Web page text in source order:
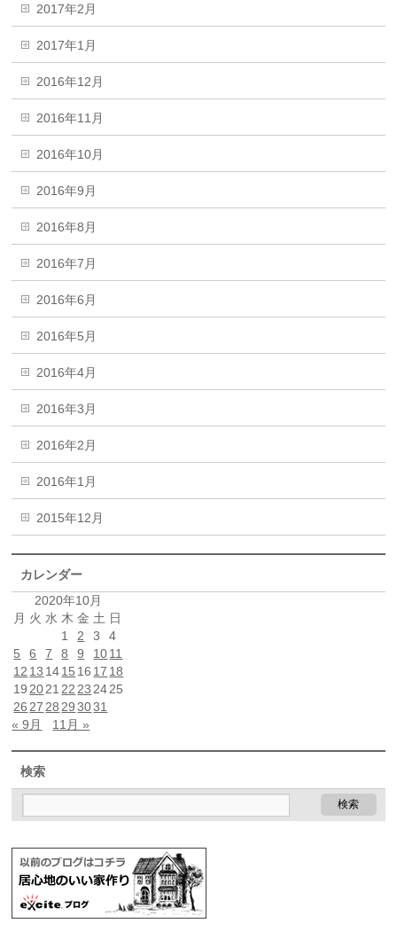
2017年2月
2017年1月
2016年12月
2016年11月
2016年10月
2016年9月
2016年8月
2016年7月
2016年6月
2016年5月
2016年4月
2016年3月
2016年2月
2016年1月
2015年12月
カレンダー
2020年10月
月 火 水 木 金 土 日
1
2 3
4
5
6 7 8 9 1011
12 13 1415 16 17 18
19 2021 22 23 2425
26 27 28 29 3031
« 9月
11月 »
検索